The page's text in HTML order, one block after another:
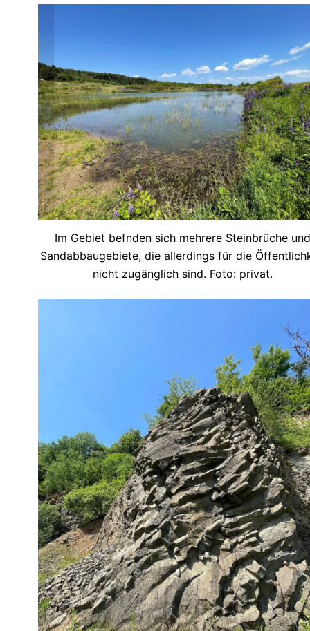
Im Gebiet befnden sich mehrere Steinbrüche und
Sandabbaugebiete, die allerdings für die
nicht zugänglich sind. Foto: privat.